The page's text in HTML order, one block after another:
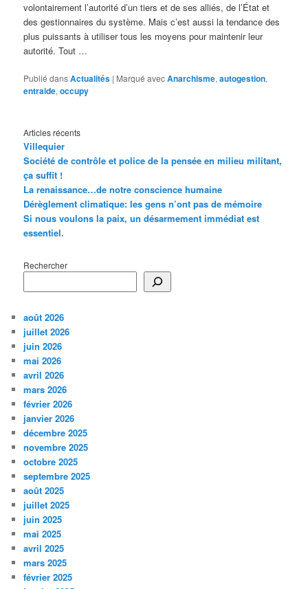
volontairement l’autorité d’un tiers et de ses alliés, de l’État et
des gestionnaires du système. Mais c’est aussi la tendance des
plus puissants à utiliser tous les moyens pour maintenir leur
autorité. Tout …
Publié dansActualités | Marqué avecAnarchisme,autogestion,
entraide,occupy
Articles récents
Villequier
Société de contrôle et police de la pensée en milieu militant,
ça suffit !
La renaissance…de notre conscience humaine
Dérèglement climatique: les gens n’ont pas de mémoire
Si nous voulons la paix, un désarmement immédiat est
essentiel.
Rechercher
août 2026
juillet 2026
juin 2026
mai 2026
avril 2026
mars 2026
février 2026
janvier 2026
décembre 2025
novembre 2025
octobre 2025
septembre 2025
août 2025
juillet 2025
juin 2025
mai 2025
avril 2025
mars 2025
février 2025